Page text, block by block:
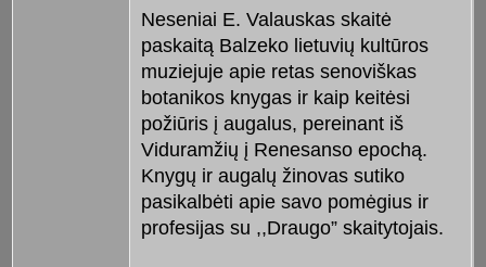
Neseniai E. Valauskas skaitė
paskaitą Balzeko lietuvių kultūros
muziejuje apie retas senoviškas
botanikos knygas ir kaip keitėsi
požiūris į augalus, pereinant iš
Viduramžių į Renesanso epochą.
Knygų ir augalų žinovas sutiko
pasikalbėti apie savo pomėgius ir
profesijas su ,,Draugo” skaitytojais.